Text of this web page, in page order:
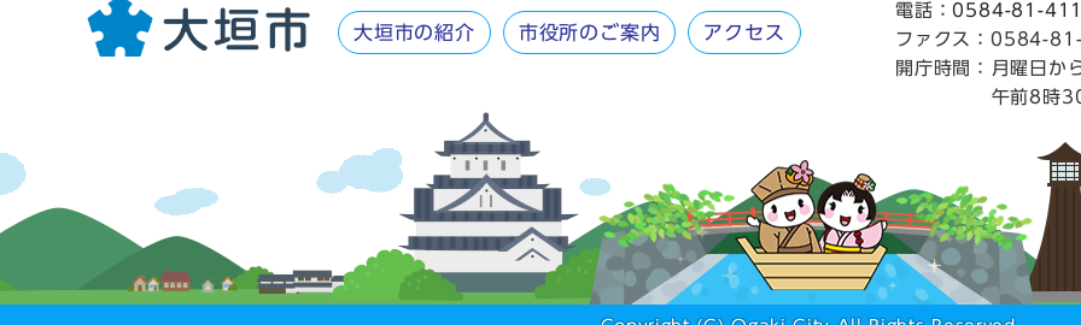
大垣市の紹介 市役所のご案内 アクセス
電話：0584-81-
ファクス：0584-
開庁時間： 月曜日か
午前8時